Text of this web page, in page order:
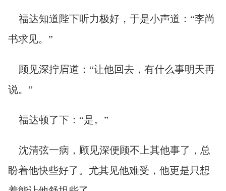
福达知道陛下听力极好，于是小声道：“李尚
书求见。”
顾见深拧眉道：“让他回去，有什么事明天再
说。”
福达顿了下：“是。”
沈清弦一病，顾见深便顾不上其他事了，总
盼着他快些好了。尤其见他难受，他更是只想